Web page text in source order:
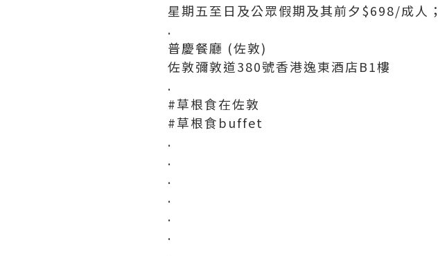
星期五至日及公眾假期及其前夕$698/成人
.
普慶餐廳 (佐敦)
佐敦彌敦道380號香港逸東酒店B1樓
.
#草根食在佐敦
#草根食buffet
.
.
.
.
.
.